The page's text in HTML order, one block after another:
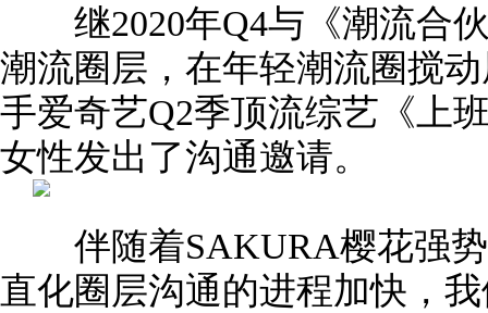
继2020年Q4与《潮流合伙
潮流圈层，在年轻潮流圈搅
手爱奇艺Q2季顶流综艺《上
女性发出了沟通邀请。
伴随着SAKURA樱花强势
直化圈层沟通的进程加快，